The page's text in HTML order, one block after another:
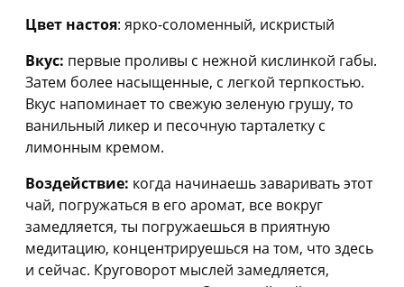
Цвет настоя: ярко-соломенный, искристый
Вкус: первые проливы с нежной кислинкой габы.
Затем более насыщенные, с легкой терпкостью.
Вкус напоминает то свежую зеленую грушу, то
ванильный ликер и песочную тарталетку с
лимонным кремом.
Воздействие: когда начинаешь заваривать этот
чай, погружаться в его аромат, все вокруг
замедляется, ты погружаешься в приятную
медитацию, концентрируешься на том, что здесь
и сейчас. Круговорот мыслей замедляется,